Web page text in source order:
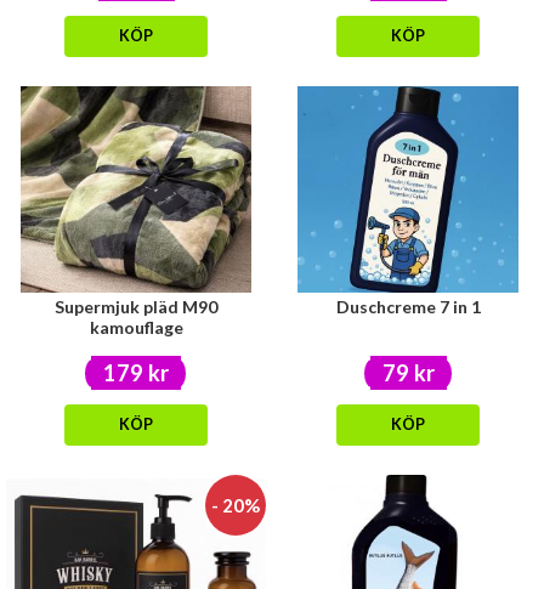
KÖP KÖP
Supermjuk pläd M90
kamouflage
179 kr
KÖP
Duschcreme 7 in 1
79 kr
KÖP
- 20%